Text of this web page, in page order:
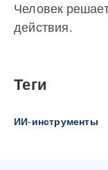
Человек
действия.
Теги
ИИ-инструменты